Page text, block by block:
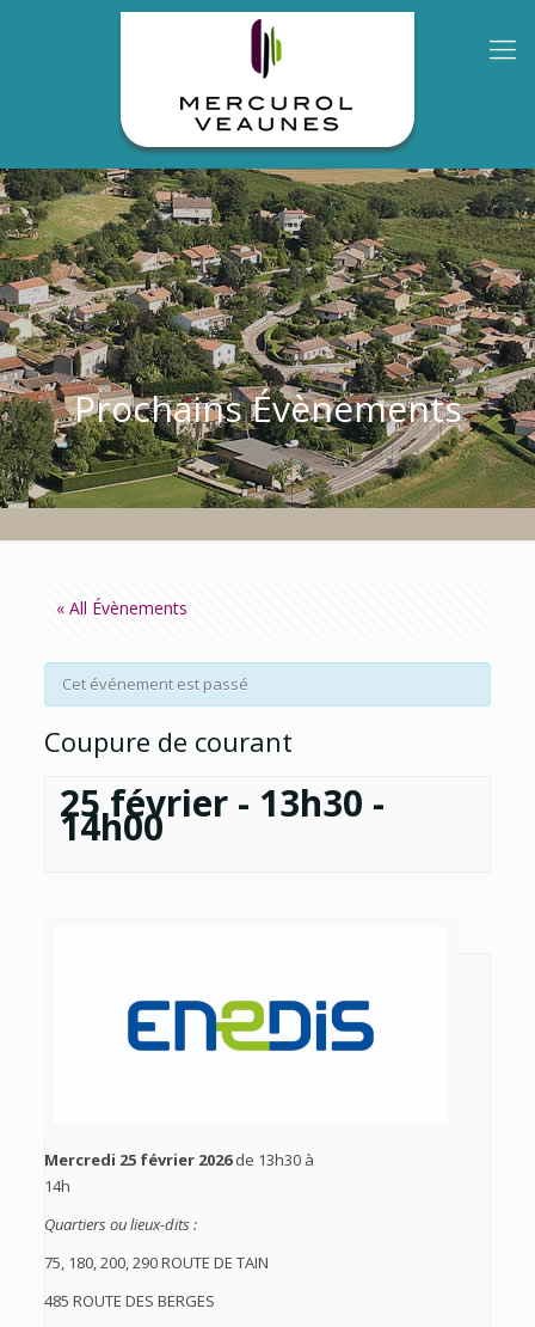
Prochains Évènements
« All Évènements
Cet événement est passé
Coupure de courant
25 février - 13h30 -
14h00
Mercredi 25 février 2026de 13h30 à
14h
Quartiers ou lieux-dits :
75, 180, 200, 290 ROUTE DE TAIN
485 ROUTE DES BERGES